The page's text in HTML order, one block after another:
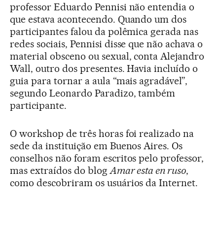
professor Eduardo Pennisi não entendia o
que estava acontecendo. Quando um dos
participantes falou da polêmica gerada nas
redes sociais, Pennisi disse que não achava o
material obsceno ou sexual, conta Alejandro
Wall, outro dos presentes. Havia incluído o
guia para tornar a aula “mais agradável”,
segundo Leonardo Paradizo, também
participante.
O workshop de três horas foi realizado na
sede da instituição em Buenos Aires. Os
conselhos não foram escritos pelo professor,
mas extraídos do blogAmar esta en ruso,
como descobriram os usuários da Internet.